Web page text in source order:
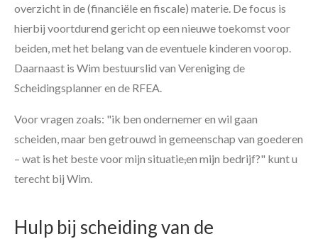
overzicht in de (financiële en fiscale) materie. De focus is
hierbij voortdurend gericht op een nieuwe toekomst voor
beiden, met het belang van de eventuele kinderen voorop.
Daarnaast is Wim bestuurslid van Vereniging de
Scheidingsplanner en de RFEA.
Voor vragen zoals: "ik ben ondernemer en wil gaan
scheiden, maar ben getrouwd in gemeenschap van goederen
– wat is het beste voor mijn situatie,en mijn bedrijf?" kunt u
terecht bij Wim.
Hulp bij scheiding van de